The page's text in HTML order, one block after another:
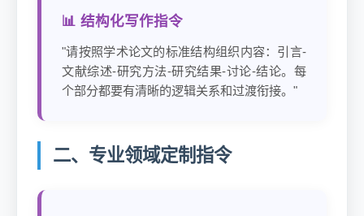
📊 结构化写作指令
"请按照学术论文的标准结构组织内容：引言-
文献综述-研究方法-研究结果-讨论-结论。每
个部分都要有清晰的逻辑关系和过渡衔接。"
二、专业领域定制指令